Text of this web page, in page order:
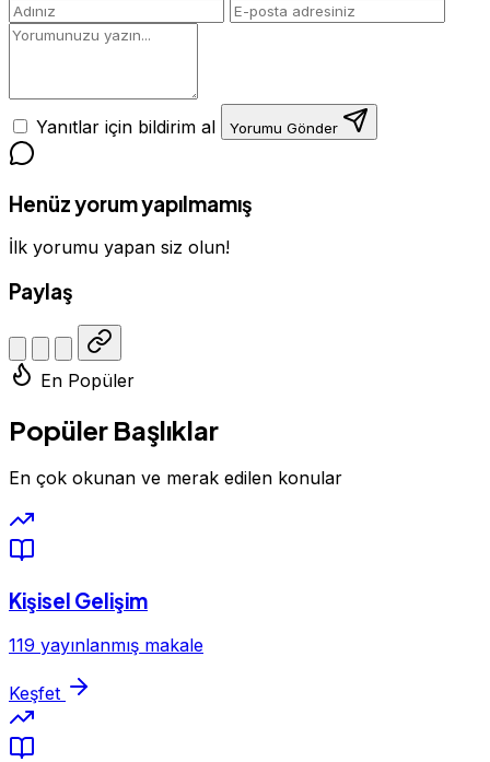
Yanıtlar için bildirim al Yorumu Gönder
Henüz yorum yapılmamış
İlk yorumu yapan siz olun!
Paylaş
En Popüler
Popüler Başlıklar
En çok okunan ve merak edilen konular
Kişisel Gelişim
119 yayınlanmış makale
Keşfet